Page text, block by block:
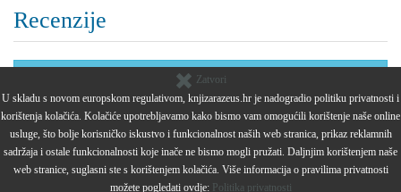
Recenzije
Trenutno nema recenzija za ovaj proizvod.Zatvori
U skladu s novom europskom regulativom, knjizarazeus.hr je nadogradio politiku privatnosti i
korištenja kolačića. Kolačiće upotrebljavamo kako bismo vam omogućili korištenje naše online
usluge, što bolje korisničko iskustvo i funkcionalnost naših web stranica, prikaz reklamnih
sadržaja i ostale funkcionalnosti koje inače ne bismo mogli pružati. Daljnjim korištenjem naše
web stranice, suglasni ste s korištenjem kolačića. Više informacija o pravilima privatnosti
možete pogledati ovdje: Politika privatnosti